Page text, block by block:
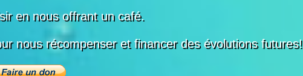
en nous offrant un café.
nous récompenser et financer des évolutions futures!